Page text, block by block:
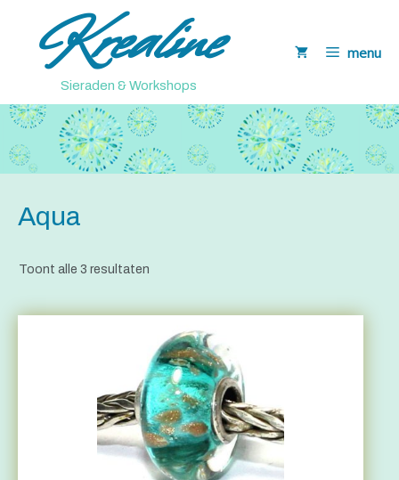
Krealine
Sieraden & Workshops
menu
Aqua
Toont alle 3 resultaten